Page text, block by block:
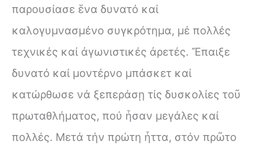
παρουσίασε ἕνα δυνατό καί
καλογυμνασμένο συγκρότημα, μέ πολλές
τεχνικές καί ἀγωνιστικές ἀρετές. Ἔπαιξε
δυνατό καί μοντέρνο μπάσκετ καί
κατώρθωσε νά ξεπεράσῃ τίς δυσκολίες τοῦ
πρωταθλήματος, πού ἦσαν μεγάλες καί
πολλές. Μετά τήν πρώτη ἦττα, στόν πρῶτο